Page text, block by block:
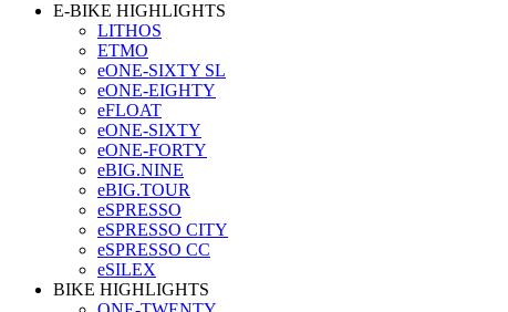
E-BIKE HIGHLIGHTS
LITHOS
ETMO
eONE-SIXTY SL
eONE-EIGHTY
eFLOAT
eONE-SIXTY
eONE-FORTY
eBIG.NINE
eBIG.TOUR
eSPRESSO
eSPRESSO CITY
eSPRESSO CC
eSILEX
BIKE HIGHLIGHTS